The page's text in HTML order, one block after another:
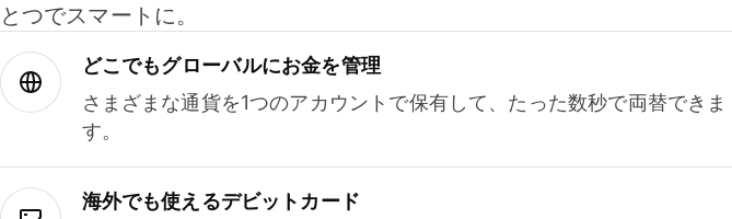
とつでスマートに。
どこでもグ⁠ロ⁠ー⁠バ⁠ルにお金を管理
さまざまな通貨を1つのアカウントで保有して、たった数秒で両替できま
す。
海外でも使えるデビットカード